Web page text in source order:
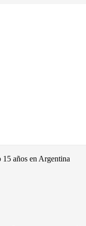
15 años en Argentina